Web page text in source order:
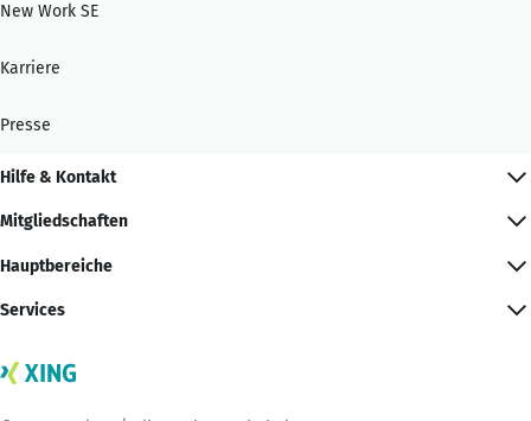
New Work SE
Karriere
Presse
Hilfe & Kontakt
Mitgliedschaften
Hauptbereiche
Services